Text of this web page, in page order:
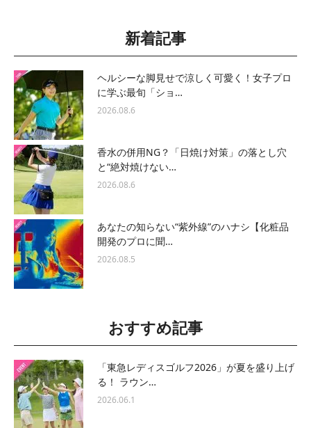
新着記事
ヘルシーな脚見せで涼しく可愛く！女子プロ
に学ぶ最旬「ショ…
2026.08.6
香水の併用NG？「日焼け対策」の落とし穴
と“絶対焼けない…
2026.08.6
あなたの知らない“紫外線”のハナシ【化粧品
開発のプロに聞…
2026.08.5
おすすめ記事
「東急レディスゴルフ2026」が夏を盛り上げ
る！ ラウン…
2026.06.1